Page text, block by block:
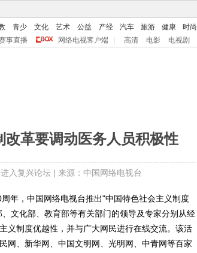
青少 文化 艺术 公益 产经 汽车 旅游 健康 时尚
事直播 网络电视客户端 高清 电影 电视剧
革要调动医务人员积极性
进入复兴论坛| 来源：中国网络电视台
年，中国网络电视台推出"中国特色社会主义制度
文化部、教育部等有关部门的领导及专家分别从经
义制度优越性，并与广大网民进行在线交流。该活
网、新华网、中国文明网、光明网、中青网等百家